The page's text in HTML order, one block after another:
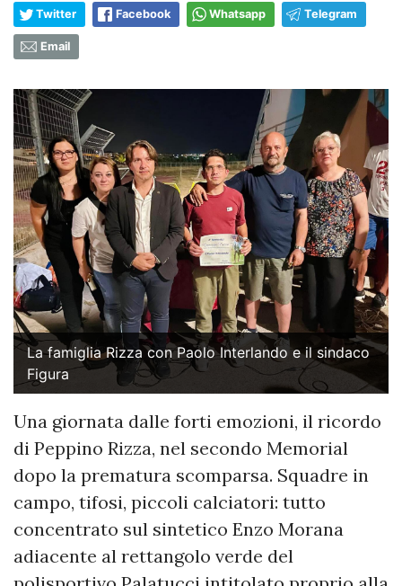
Twitter Facebook Whatsapp Telegram
Email
La famiglia Rizza con Paolo Interlando e il sindaco
Figura
Una giornata dalle forti emozioni, il ricordo
di Peppino Rizza, nel secondo Memorial
dopo la prematura scomparsa. Squadre in
campo, tifosi, piccoli calciatori: tutto
concentrato sul sintetico Enzo Morana
adiacente al rettangolo verde del